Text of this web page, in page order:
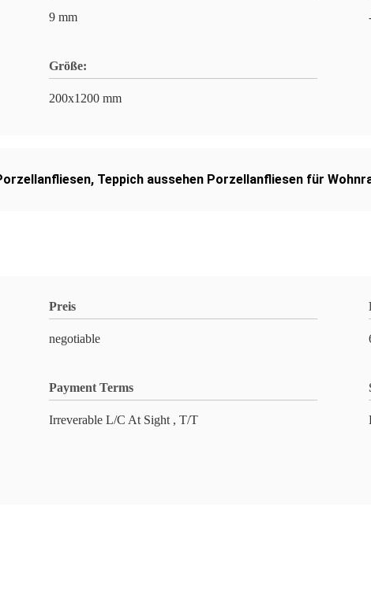
9 mm
Größe:
200x1200 mm
, Teppich aussehen Porzellanfliesen für
Preis
negotiable
Payment Terms
Irreverable L/C At Sight , T/T